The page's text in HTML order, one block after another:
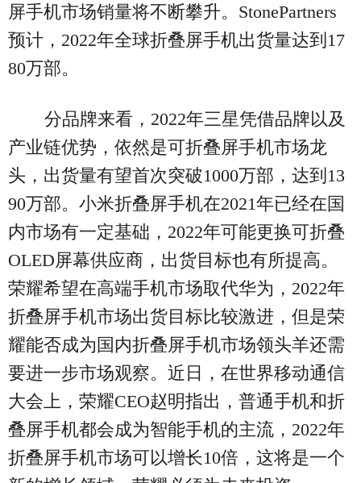
屏手机市场销量将不断攀升。StonePartners
预计，2022年全球折叠屏手机出货量达到17
80万部。
分品牌来看，2022年三星凭借品牌以及
产业链优势，依然是可折叠屏手机市场龙
头，出货量有望首次突破1000万部，达到13
90万部。小米折叠屏手机在2021年已经在国
内市场有一定基础，2022年可能更换可折叠
OLED屏幕供应商，出货目标也有所提高。
荣耀希望在高端手机市场取代华为，2022年
折叠屏手机市场出货目标比较激进，但是荣
耀能否成为国内折叠屏手机市场领头羊还需
要进一步市场观察。近日，在世界移动通信
大会上，荣耀CEO赵明指出，普通手机和折
叠屏手机都会成为智能手机的主流，2022年
折叠屏手机市场可以增长10倍，这将是一个